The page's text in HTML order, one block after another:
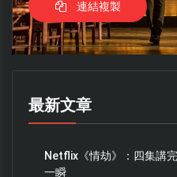
連結複製
最新文章
Netflix《情劫》：四集講
一瞬